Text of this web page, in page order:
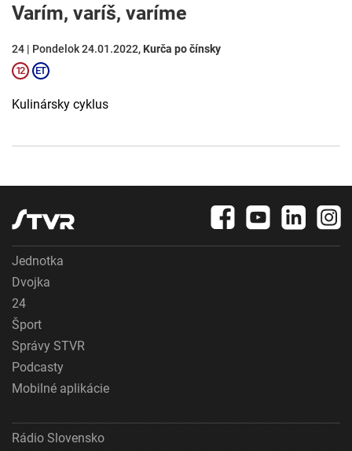
Varím, varíš, varíme
24 | Pondelok 24.01.2022, Kurča po čínsky
Kulinársky cyklus
Jednotka
Dvojka
24
Šport
Správy STVR
Podcasty
Mobilné aplikácie
Rádio Slovensko